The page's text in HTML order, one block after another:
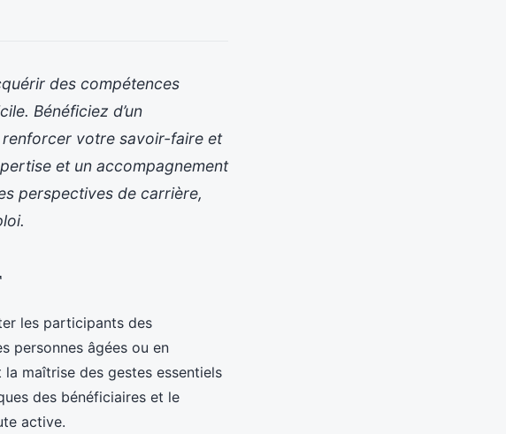
des compétences
Bénéficiez d’un
votre savoir-faire et
et un accompagnement
perspectives de carrière,
les participants des
personnes âgées ou en
maîtrise des gestes essentiels
des bénéficiaires et le
active.